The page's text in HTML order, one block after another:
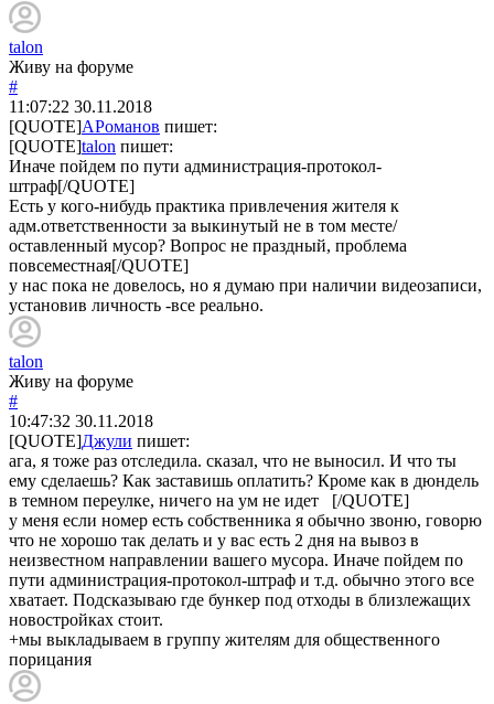
talon
Живу на форуме
#
11:07:22 30.11.2018
[QUOTE]АРоманов пишет:
[QUOTE]talon пишет:
Иначе пойдем по пути администрация-протокол-
штраф[/QUOTE]
Есть у кого-нибудь практика привлечения жителя к
адм.ответственности за выкинутый не в том месте/
оставленный мусор? Вопрос не праздный, проблема
повсеместная[/QUOTE]
у нас пока не довелось, но я думаю при наличии видеозаписи,
установив личность -все реально.
talon
Живу на форуме
#
10:47:32 30.11.2018
[QUOTE]Джули пишет:
ага, я тоже раз отследила. сказал, что не выносил. И что ты
ему сделаешь? Как заставишь оплатить? Кроме как в дюндель
в темном переулке, ничего на ум не идет [/QUOTE]
у меня если номер есть собственника я обычно звоню, говорю
что не хорошо так делать и у вас есть 2 дня на вывоз в
неизвестном направлении вашего мусора. Иначе пойдем по
пути администрация-протокол-штраф и т.д. обычно этого все
хватает. Подсказываю где бункер под отходы в близлежащих
новостройках стоит.
+мы выкладываем в группу жителям для общественного
порицания